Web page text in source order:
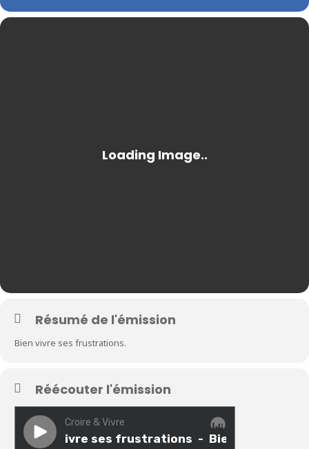
Résumé de l'émission
Bien vivre ses frustrations.
Réécouter l'émission